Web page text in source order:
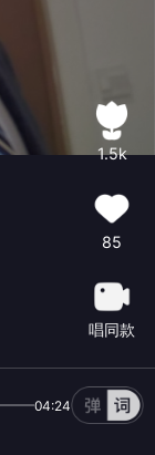
1.5k
85
唱同款
04:24